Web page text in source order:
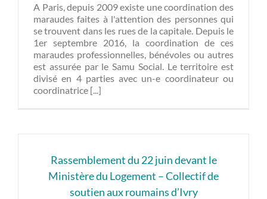
A Paris, depuis 2009 existe une coordination des
maraudes faites à l'attention des personnes qui
se trouvent dans les rues de la capitale. Depuis le
1er septembre 2016, la coordination de ces
maraudes professionnelles, bénévoles ou autres
est assurée par le Samu Social. Le territoire est
divisé en 4 parties avec un-e coordinateur ou
coordinatrice [...]
Rassemblement du 22 juin devant le
Ministère du Logement – Collectif de
soutien aux roumains d’Ivry